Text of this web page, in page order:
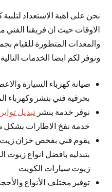
نحن على اهبة الاستعداد
الاوقات حيث ان فريقنا الفني
والمعدات المتطورة للقيام
ونوفر لكم ايضا الخدمات
صيانة كهرباء السيارة
بحرفية فني بنشر وكهرباء
نوفر خدمة بنشرتبديل تواير
خدمة نفخ الاطارات بشكل
يقوم فني بفحص خزان زيت
بتبدليه بافضل انواع زيوت
زيوت سيارات الكويت
توفير مختلف الأنواع